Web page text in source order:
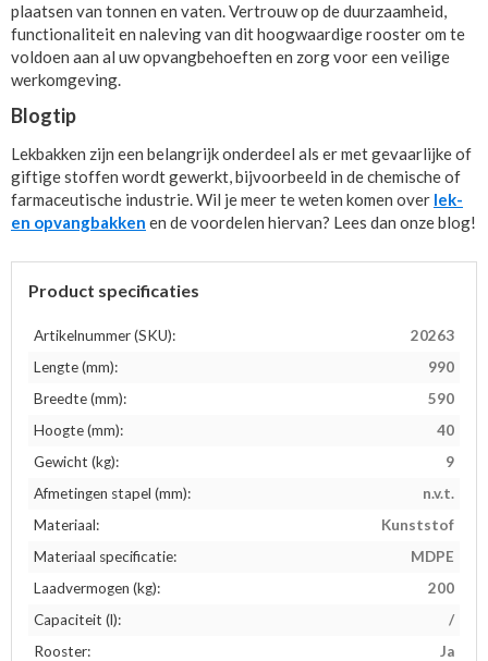
plaatsen van tonnen en vaten. Vertrouw op de duurzaamheid,
functionaliteit en naleving van dit hoogwaardige rooster om te
voldoen aan al uw opvangbehoeften en zorg voor een veilige
werkomgeving.
Blogtip
Lekbakken zijn een belangrijk onderdeel als er met gevaarlijke of
giftige stoffen wordt gewerkt, bijvoorbeeld in de chemische of
farmaceutische industrie. Wil je meer te weten komen over lek-
en opvangbakken en de voordelen hiervan? Lees dan onze blog!
Product specificaties
Artikelnummer (SKU):
20263
Lengte (mm):
990
Breedte (mm):
590
Hoogte (mm):
40
Gewicht (kg):
9
Afmetingen stapel (mm):
n.v.t.
Materiaal:
Kunststof
Materiaal specificatie:
MDPE
Laadvermogen (kg):
200
Capaciteit (l):
/
Rooster:
Ja